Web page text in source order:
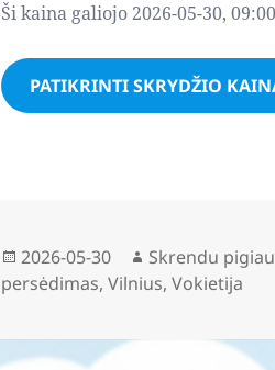
Ši kaina galiojo 2026-05-30,
PATIKRINTI SKRYDŽIO
Paskelbta
2026-05-30 Autorius
Skrendu pigiau
persėdimas,Vilnius,Vokietija